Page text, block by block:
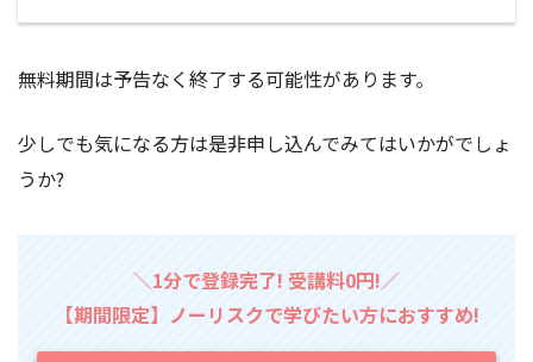
無料期間は予告なく終了する可能性があります。
少しでも気になる方は是非申し込んでみてはいかがでしょ
うか?
＼1分で登録完了! 受講料0円!／
【期間限定】ノーリスクで学びたい方におすすめ!